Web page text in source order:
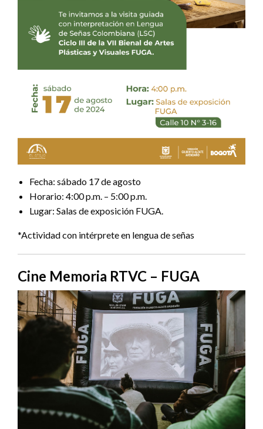
Fecha: sábado 17 de agosto
Horario: 4:00 p.m. – 5:00 p.m.
Lugar: Salas de exposición FUGA.
*Actividad con intérprete en lengua de señas
Cine Memoria RTVC – FUGA